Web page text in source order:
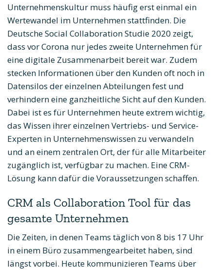
Unternehmenskultur muss häufig erst einmal ein
Wertewandel im Unternehmen stattfinden. Die
Deutsche Social Collaboration Studie 2020 zeigt,
dass vor Corona nur jedes zweite Unternehmen für
eine digitale Zusammenarbeit bereit war. Zudem
stecken Informationen über den Kunden oft noch in
Datensilos der einzelnen Abteilungen fest und
verhindern eine ganzheitliche Sicht auf den Kunden.
Dabei ist es für Unternehmen heute extrem wichtig,
das Wissen ihrer einzelnen Vertriebs- und Service-
Experten in Unternehmenswissen zu verwandeln
und an einem zentralen Ort, der für alle Mitarbeiter
zugänglich ist, verfügbar zu machen. Eine CRM-
Lösung kann dafür die Voraussetzungen schaffen.
CRM als Collaboration Tool für das
gesamte Unternehmen
Die Zeiten, in denen Teams täglich von 8 bis 17 Uhr
in einem Büro zusammengearbeitet haben, sind
längst vorbei. Heute kommunizieren Teams über